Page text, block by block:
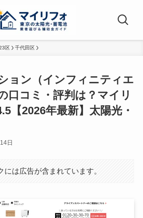
区 千代田区
ョン（インフィニティエ
口コミ・評判は？マイリ
【2026年最新】太陽光・
日
には広告が含まれています。